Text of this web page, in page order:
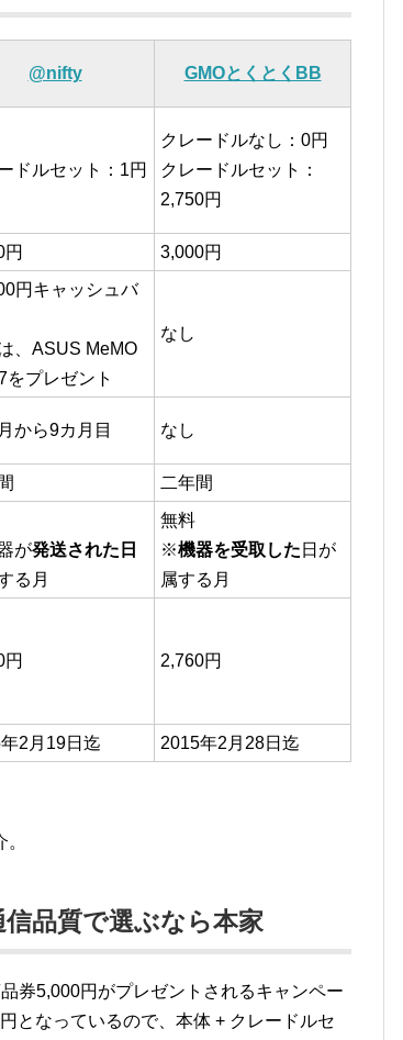
@nifty GMOとくとくBB
ドルセット：1円
クレードルなし：0円
クレードルセット：
2,750円
円 3,000円
円キャッシュバ
、ASUS MeMO
をプレゼント
なし
から9カ月目 なし
二年間
が発送された日
る月
無料
※機器を受取した 日が
属する月
円 2,760円
2月19日迄 2015年2月28日迄
品質で選ぶなら本家
券5,000円がプレゼントされるキャンペー
となっているので、本体 + クレードルセ